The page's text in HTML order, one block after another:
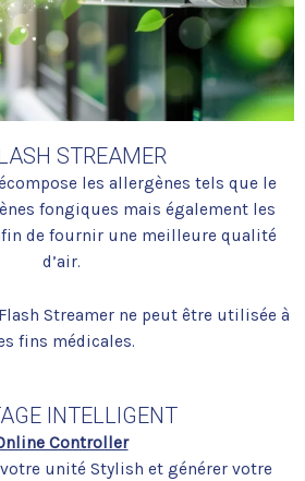
STREAMER
les allergènes tels que le
fongiques mais également les
de fournir une meilleure qualité
d’air.
Streamer ne peut être utilisée à
fins médicales.
INTELLIGENT
Controller
unité Stylish et générer votre